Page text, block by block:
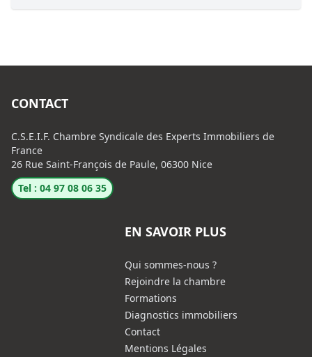
CONTACT
C.S.E.I.F. Chambre Syndicale des Experts Immobiliers de
France
26 Rue Saint-François de Paule, 06300 Nice
Tel : 04 97 08 06 35
EN SAVOIR PLUS
Qui sommes-nous ?
Rejoindre la chambre
Formations
Diagnostics immobiliers
Contact
Mentions Légales